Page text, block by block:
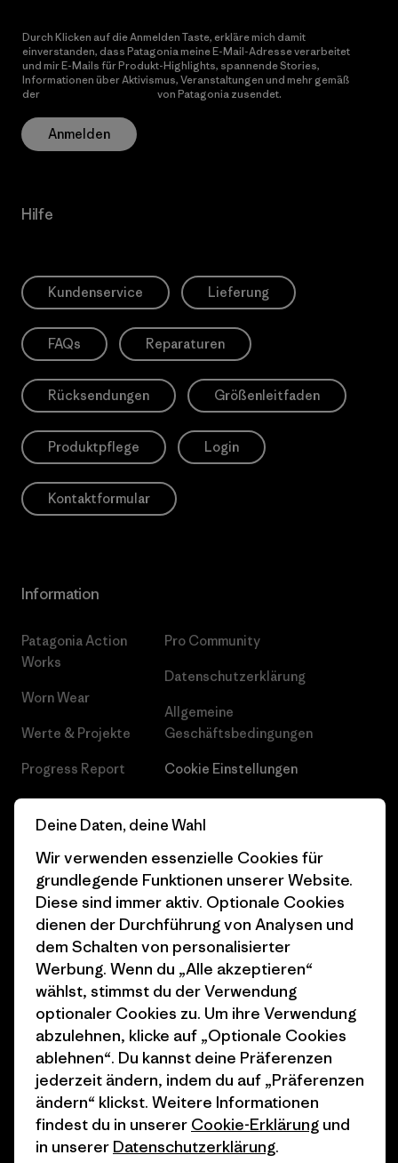
Durch Klicken auf die Anmelden Taste, erkläre mich damit
einverstanden, dass Patagonia meine E-Mail-Adresse verarbeitet
und mir E-Mails für Produkt-Highlights, spannende Stories,
Informationen über Aktivismus, Veranstaltungen und mehr gemäß
der
von Patagonia zusendet.
Anmelden
Hilfe
Kundenservice Lieferung
FAQs Reparaturen
Rücksendungen Größenleitfaden
Produktpflege Login
Kontaktformular
Information
Patagonia Action
Works
Worn Wear
Werte & Projekte
Progress Report
Business Unusual
1% For The Planet
Wie wir finanzieren
Geschenkgutscheine
Stores in deiner Nähe
Pro Community
Datenschutzerklärung
Allgemeine
Geschäftsbedingungen
Cookie Einstellungen
Karriere
Industry program
Affiliate-Programm
Patagonia Schweiz
Seitenverzeichnis
© 2026 Patagonia, Inc. All Rights Reserved.
Deine Daten, deine Wahl
Wir verwenden essenzielle Cookies für
grundlegende Funktionen unserer Website.
Diese sind immer aktiv. Optionale Cookies
dienen der Durchführung von Analysen und
dem Schalten von personalisierter
Werbung. Wenn du „Alle akzeptieren“
wählst, stimmst du der Verwendung
optionaler Cookies zu. Um ihre Verwendung
abzulehnen, klicke auf „Optionale Cookies
ablehnen“. Du kannst deine Präferenzen
jederzeit ändern, indem du auf „Präferenzen
ändern“ klickst. Weitere Informationen
findest du in unserer Cookie-Erklärung und
in unserer Datenschutzerklärung.